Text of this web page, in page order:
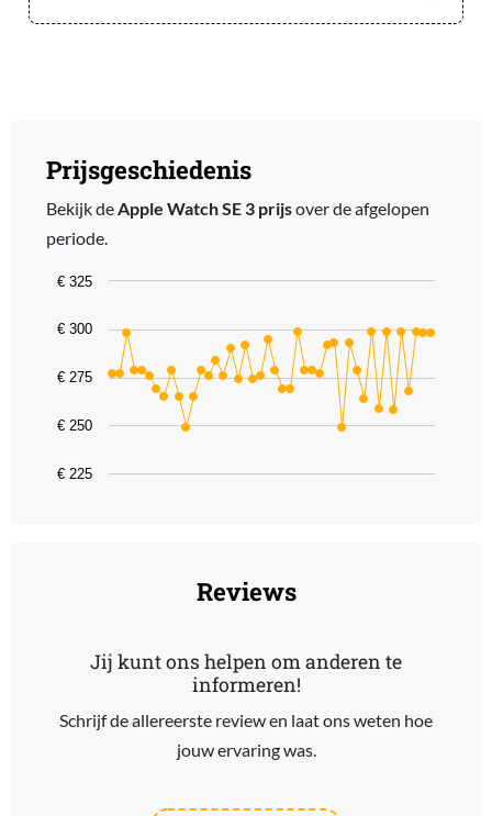
Prijsgeschiedenis
Bekijk deApple Watch SE 3 prijsover de afgelopen
periode.
Chart
Line chart with 44 data points.
The chart has 1 X axis displaying categories.
The chart has 1 Y axis displaying values. Data ranges from 249 to
€ 225
€ 250
€ 275
€ 300
€ 325
Reviews
Jij kunt ons helpen om anderen te
informeren!
Schrijf de allereerste review en laat ons weten hoe
jouw ervaring was.